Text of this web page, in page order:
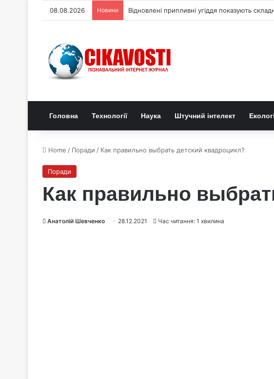
08.08.2026 Новини Хімікам вдалося простежити, як CO₂ з
Головна Технології Наука Штучний інтелект
Home / Поради / Как правильно выбрать детский квадроцикл?
Поради
Как правильно
Анатолій Шевченко 28.12.2021 Час читання: 1 хвилина